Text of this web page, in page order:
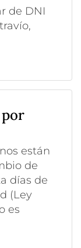
de DNI
están
de
días de
(Ley
es